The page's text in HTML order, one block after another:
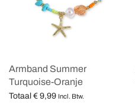
Armband Summer
Turquoise-Oranje
Totaal € 9,99 Incl. Btw.